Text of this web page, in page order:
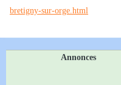
bretigny-sur-orge.html
Annonces